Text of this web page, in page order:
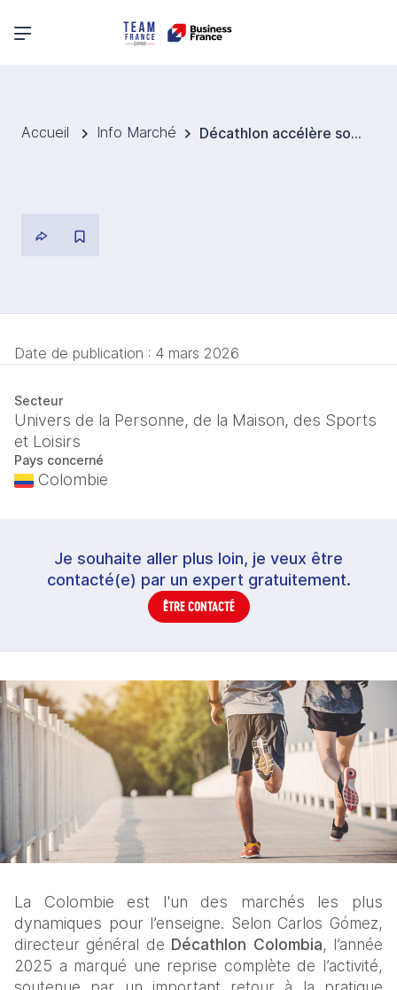
Menu principal
Accueil Info Marché Décathlon accélère son expansion en Colombie
Date de publication : 4 mars 2026
Secteur
Univers de la Personne, de la Maison, des Sports
et Loisirs
Pays concerné
Colombie
Je souhaite aller plus loin, je veux être
contacté(e) par un expert gratuitement.
ÊTRE CONTACTÉ
La Colombie est l'un des marchés les plus
dynamiques pour l’enseigne. Selon Carlos Gómez,
directeur général de Décathlon Colombia, l’année
2025 a marqué une reprise complète de l’activité,